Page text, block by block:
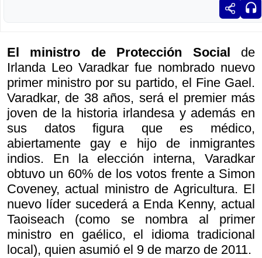
El ministro de Protección Social de
IrlandaLeo Varadkar fue nombrado nuevo
primer ministro por su partido, el Fine Gael.
Varadkar, de 38 años, será el premier más
joven de la historia irlandesa y además en
sus datos figura que es médico,
abiertamente gay e hijo de inmigrantes
indios. En la elección interna, Varadkar
obtuvo un 60% de los votos frente a Simon
Coveney, actual ministro de Agricultura. El
nuevo líder sucederá a Enda Kenny, actual
Taoiseach (como se nombra al primer
ministro en gaélico, el idioma tradicional
local), quien asumió el 9 de marzo de 2011.